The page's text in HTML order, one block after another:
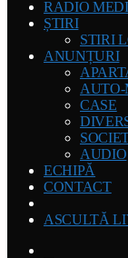
RADIO
ȘTIRI
STIRI
ANUNȚURI
AUTO-
CASE
AUDIO
ECHIPĂ
CONTACT
ASCULTĂ